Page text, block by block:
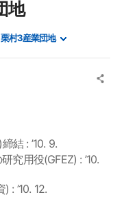
地
栗村3産業団地
結 : ’10. 9.
究用役(GFEZ) : ’10.
: ’10. 12.